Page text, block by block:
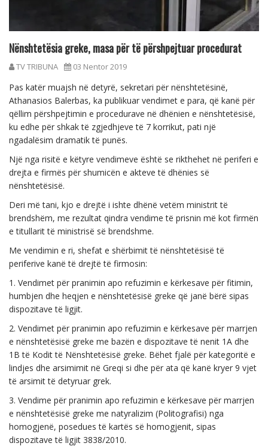
Nënshtetësia greke, masa për të përshpejtuar procedurat
TV TRIBUNA 03 Nentor 2019
Pas katër muajsh në detyrë, sekretari për nënshtetësinë,
Athanasios Balerbas, ka publikuar vendimet e para, që kanë për
qëllim përshpejtimin e procedurave në dhënien e nënshtetësisë,
ku edhe për shkak të zgjedhjeve të 7 korrikut, pati një
ngadalësim dramatik të punës.
Një nga risitë e këtyre vendimeve është se rikthehet në periferi e
drejta e firmës për shumicën e akteve të dhënies së
nënshtetësisë.
Deri më tani, kjo e drejtë i ishte dhënë vetëm ministrit të
brendshëm, me rezultat qindra vendime të prisnin më kot firmën
e titullarit të ministrisë së brendshme.
Me vendimin e ri, shefat e shërbimit të nënshtetësisë të
periferive kanë të drejtë të firmosin:
1. Vendimet për pranimin apo refuzimin e kërkesave për fitimin,
humbjen dhe heqjen e nënshtetësisë greke që janë bërë sipas
dispozitave të ligjit.
2. Vendimet për pranimin apo refuzimin e kërkesave për marrjen
e nënshtetësisë greke me bazën e dispozitave të nenit 1A dhe
1B të Kodit të Nënshtetësisë greke. Bëhet fjalë për kategoritë e
lindjes dhe arsimimit në Greqi si dhe për ata që kanë kryer 9 vjet
të arsimit të detyruar grek.
3. Vendime për pranimin apo refuzimin e kërkesave për marrjen
e nënshtetësisë greke me natyralizim (Politografisi) nga
homogjenë, posedues të kartës së homogjenit, sipas
dispozitave të ligjit 3838/2010.